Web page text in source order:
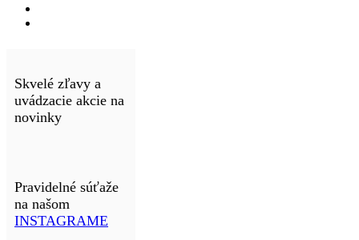
Skvelé zľavy a
uvádzacie akcie na
novinky
Pravidelné súťaže
na našom
INSTAGRAME